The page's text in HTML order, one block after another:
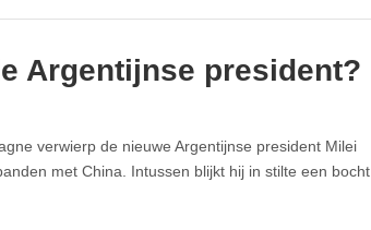
Argentijnse president?
verwierp de nieuwe Argentijnse president Milei
met China. Intussen blijkt hij in stilte een bocht